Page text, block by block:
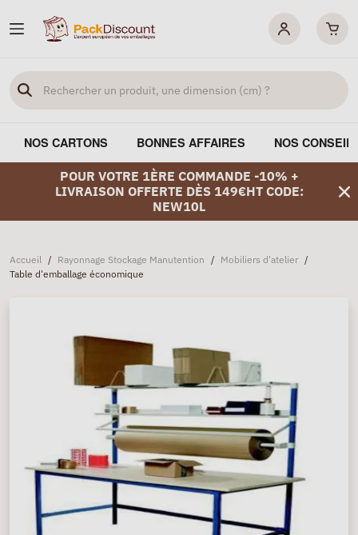
NOS CARTONS BONNES AFFAIRES NOS
POUR VOTRE 1ÈRE COMMANDE -10% +
LIVRAISON OFFERTE DÈS 149€HT CODE:
NEW10L
Accueil / Rayonnage Stockage Manutention / Mobiliers d'atelier /
Table d'emballage économique